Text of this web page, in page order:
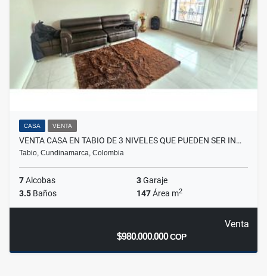
CASA VENTA
VENTA CASA EN TABIO DE 3 NIVELES QUE PUEDEN SER IN…
Tabio, Cundinamarca, Colombia
7Alcobas 3Garaje
3.5 Baños 147Área m2
Venta
$980.000.000COP